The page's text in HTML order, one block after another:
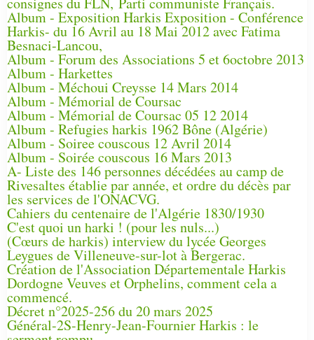
Album - Exposition Harkis Exposition - Conférence
Harkis- du 16 Avril au 18 Mai 2012 avec Fatima
Besnaci-Lancou,
Album - Forum des Associations 5 et 6octobre 2013
Album - Harkettes
Album - Méchoui Creysse 14 Mars 2014
Album - Mémorial de Coursac
Album - Mémorial de Coursac 05 12 2014
Album - Refugies harkis 1962 Bône (Algérie)
Album - Soiree couscous 12 Avril 2014
Album - Soirée couscous 16 Mars 2013
A- Liste des 146 personnes décédées au camp de
Rivesaltes établie par année, et ordre du décès par
les services de l'ONACVG.
Cahiers du centenaire de l'Algérie 1830/1930
C'est quoi un harki ! (pour les nuls...)
(Cœurs de harkis) interview du lycée Georges
Leygues de Villeneuve-sur-lot à Bergerac.
Création de l'Association Départementale Harkis
Dordogne Veuves et Orphelins, comment cela a
commencé.
Décret n°2025-256 du 20 mars 2025
Général-2S-Henry-Jean-Fournier Harkis : le